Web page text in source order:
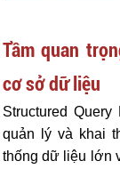
Tầm quan
cơ sở dữ liệu
Structured
quản lý và khai
thống dữ liệu lớn